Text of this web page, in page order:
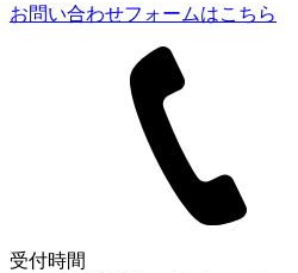
お問い合わせフォームはこちら
受付時間